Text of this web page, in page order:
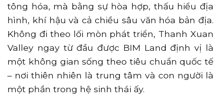
tông hóa, mà bằng sự hòa hợp, thấu hiểu địa
hình, khí hậu và cả chiều sâu văn hóa bản địa.
Không đi theo lối mòn phát triển, Thanh Xuan
Valley ngay từ đầu được BIM Land định vị là
một không gian sống theo tiêu chuẩn quốc tế
– nơi thiên nhiên là trung tâm và con người là
một phần trong hệ sinh thái ấy.